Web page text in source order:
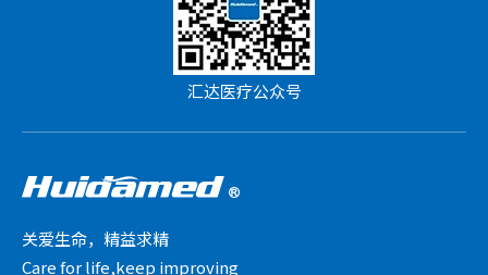
汇达医疗公众号
关爱生命，精益求精
Care for life,keep improving